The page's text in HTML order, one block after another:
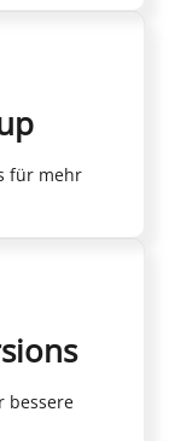
für mehr
bessere